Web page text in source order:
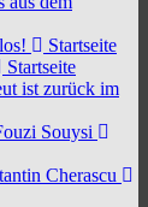
Startseite
Startseite
ist zurück im
Souysi
Cherascu